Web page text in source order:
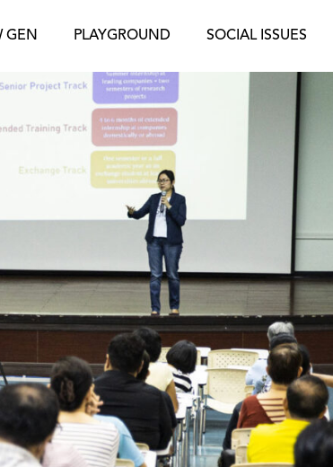
GEN PLAYGROUND SOCIAL ISSUES